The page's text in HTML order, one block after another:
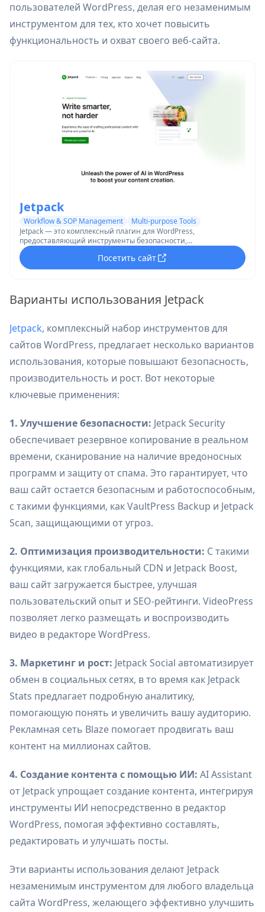
пользователей WordPress, делая его незаменимым
инструментом для тех, кто хочет повысить
функциональность и охват своего веб-сайта.
Jetpack
Workflow & SOP Management
Multi-purpose Tools
Jetpack — это комплексный плагин для WordPress,
предоставляющий инструменты безопасности,
производительности и роста для защиты, ускорения и
расширения сайтов.
Посетить сайт
Варианты использования Jetpack
Jetpack, комплексный набор инструментов для
сайтов WordPress, предлагает несколько вариантов
использования, которые повышают безопасность,
производительность и рост. Вот некоторые
ключевые применения:
1. Улучшение безопасности: Jetpack Security
обеспечивает резервное копирование в реальном
времени, сканирование на наличие вредоносных
программ и защиту от спама. Это гарантирует, что
ваш сайт остается безопасным и работоспособным,
с такими функциями, как VaultPress Backup и Jetpack
Scan, защищающими от угроз.
2. Оптимизация производительности: С такими
функциями, как глобальный CDN и Jetpack Boost,
ваш сайт загружается быстрее, улучшая
пользовательский опыт и SEO-рейтинги. VideoPress
позволяет легко размещать и воспроизводить
видео в редакторе WordPress.
3. Маркетинг и рост: Jetpack Social автоматизирует
обмен в социальных сетях, в то время как Jetpack
Stats предлагает подробную аналитику,
помогающую понять и увеличить вашу аудиторию.
Рекламная сеть Blaze помогает продвигать ваш
контент на миллионах сайтов.
4. Создание контента с помощью ИИ: AI Assistant
от Jetpack упрощает создание контента, интегрируя
инструменты ИИ непосредственно в редактор
WordPress, помогая эффективно составлять,
редактировать и улучшать посты.
Эти варианты использования делают Jetpack
незаменимым инструментом для любого владельца
сайта WordPress, желающего эффективно улучшить